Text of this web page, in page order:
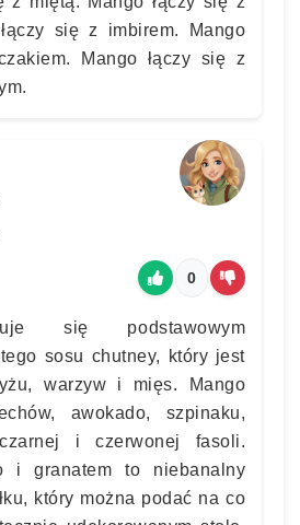
się z imbirem. Mango
Mango łączy się z
0
się podstawowym
sosu chutney, który jest
warzyw i mięs. Mango
awokado, szpinaku,
i czerwonej fasoli.
i granatem to niebanalny
który można podać na co